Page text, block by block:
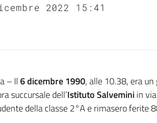
2022 15:41
– Il6 dicembre 1990, alle 10.38, era
succursale dell’Istituto Salveminiin
della classe 2°A e rimasero ferite